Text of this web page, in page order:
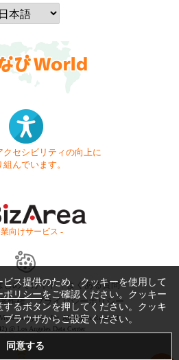
クセシビリティの向上に
組んでいます。
向けサービス -
じめてガイド
よくある質問
作権 プライバシーポリシー
Navigation, Inc. All Rights Reserved.
@ Los Angeles Data Center
ス提供のため、クッキーを使用して
ポリシーをご確認ください。クッキー
るボタンを押してください。クッキ
ラウザからご設定ください。